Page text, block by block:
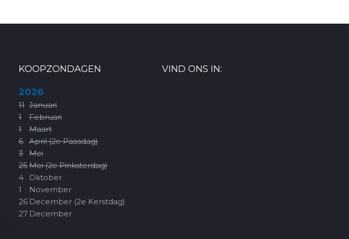
KOOPZONDAGEN
2026
11 Januari
1
Februari
1
Maart
6
April (2e Paasdag)
3
Mei
25Mei (2e Pinksterdag)
4
Oktober
1
November
26 December (2e Kerstdag)
27 December
VIND ONS IN: